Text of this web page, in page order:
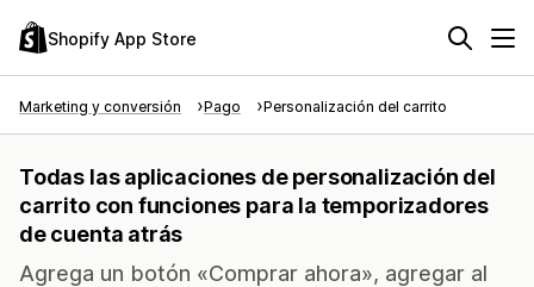
Shopify App Store
Marketing y conversión Pago Personalización del carrito
Todas las aplicaciones de personalización del
carrito con funciones para la temporizadores
de cuenta atrás
Agrega un botón «Comprar ahora», agregar al